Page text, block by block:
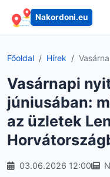
Nakordoni.eu
Főoldal Hírek
Vasárnapi
júniusában:
az üzletek
03.06.2026 12:00